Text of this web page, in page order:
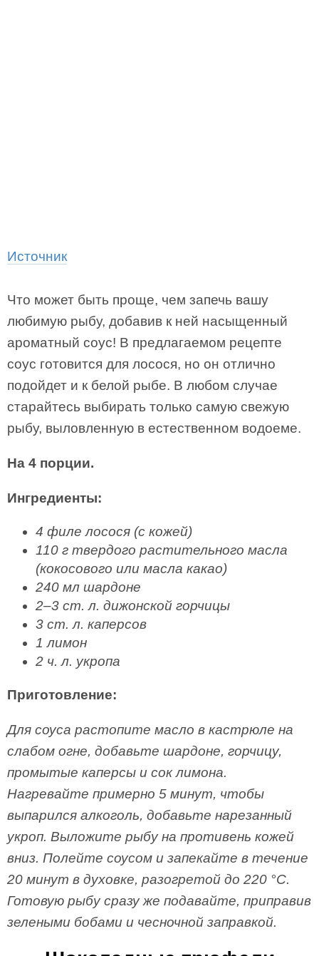
Источник
Что может быть проще, чем запечь вашу
любимую рыбу, добавив к ней насыщенный
ароматный соус! В предлагаемом рецепте
соус готовится для лосося, но он отлично
подойдет и к белой рыбе. В любом случае
старайтесь выбирать только самую свежую
рыбу, выловленную в естественном водоеме.
На 4 порции.
Ингредиенты:
4 филе лосося (с кожей)
110 г твердого растительного масла
(кокосового или масла какао)
240 мл шардоне
2–3 ст. л. дижонской горчицы
3 ст. л. каперсов
1 лимон
2 ч. л. укропа
Приготовление:
Для соуса растопите масло в кастрюле на
слабом огне, добавьте шардоне, горчицу,
промытые каперсы и сок лимона.
Нагревайте примерно 5 минут, чтобы
выпарился алкоголь, добавьте нарезанный
укроп. Выложите рыбу на противень кожей
вниз. Полейте соусом и запекайте в течение
20 минут в духовке, разогретой до 220 °С.
Готовую рыбу сразу же подавайте, приправив
зелеными бобами и чесночной заправкой.